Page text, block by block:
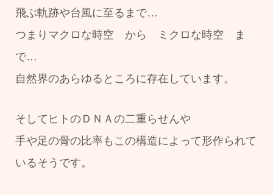
飛ぶ軌跡や台風に至るまで…
つまりマクロな時空 から ミクロな時空 ま
で…
自然界のあらゆるところに存在しています。
そしてヒトのＤＮＡの二重らせんや
手や足の骨の比率もこの構造によって形作られて
いるそうです。